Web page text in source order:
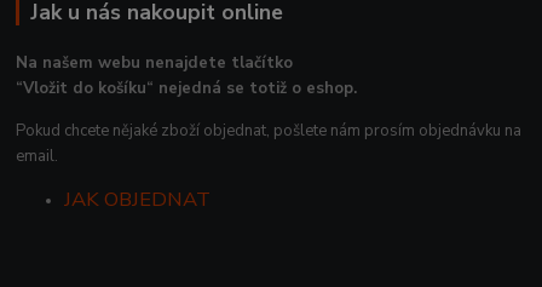
Jak u nás nakoupit online
Na našem webu nenajdete tlačítko
“Vložit do košíku“ nejedná se totiž o eshop.
Pokud chcete nějaké zboží objednat, pošlete nám prosím objednávku na
email.
JAK OBJEDNAT